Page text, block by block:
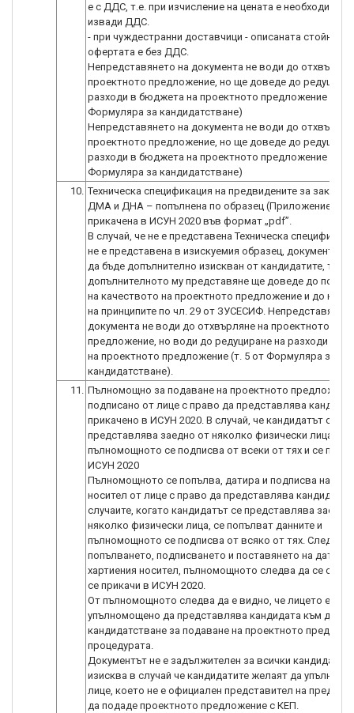
е с ДДС, т.е. при изчисление на цената е необходимо
извади ДДС.
- при чуждестранни доставчици - описаната стойност
офертата е без ДДС.
Непредставянето на документа не води до
проектното предложение, но ще доведе до
разходи в бюджета на проектното предложение (т. 5
Формуляра за кандидатстване)
Непредставянето на документа не води до
проектното предложение, но ще доведе до
разходи в бюджета на проектното предложение (т. 5
Формуляра за кандидатстване)
10. Техническа спецификация на предвидените за
ДМА и ДНА – попълнена по образец (Приложение №
прикачена в ИСУН 2020 във формат „pdf”.
В случай, че не е представена Техническа
не е представена в изискуемия образец, документът
да бъде допълнително изискван от кандидатите, тъй
допълнителното му представяне ще доведе до
на качеството на проектното предложение и до
на принципите по чл. 29 от ЗУСЕСИФ.
документа не води до отхвърляне на проектното
предложение, но води до редуциране на разходи в
на проектното предложение (т. 5 от Формуляра за
11. Пълномощно за подаване на проектното
подписано от лице с право да представлява
прикачено в ИСУН 2020. В случай, че кандидатът се
представлява заедно от няколко физически лица,
пълномощното се подписва от всеки от тях и се
ИСУН 2020
Пълномощното се попълва, датира и подписва на
носител от лице с право да представлява кандидата.
случаите, когато кандидатът се представлява заедно
няколко физически лица, се попълват данните и
пълномощното се подписва от всяко от тях. След
попълването, подписването и поставянето на дата на
хартиения носител, пълномощното следва да се
се прикачи в ИСУН 2020.
От пълномощното следва да е видно, че лицето е
упълномощено да представлява кандидата към
кандидатстване за подаване на проектното
процедурата.
Документът не е задължителен за всички кандидати,
изисква в случай че кандидатите желаят да
лице, което не е официален представител на
да подаде проектното предложение с КЕП.